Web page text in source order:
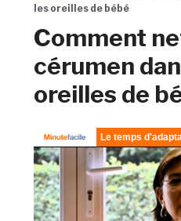
les oreilles de bébé
Comment
cérumen
oreilles de